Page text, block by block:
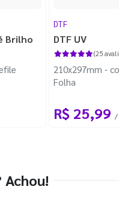
Brilho
DTF
DTF UV
(25
210x297mm -
Folha
R$ 25,99 / 1
Achou!